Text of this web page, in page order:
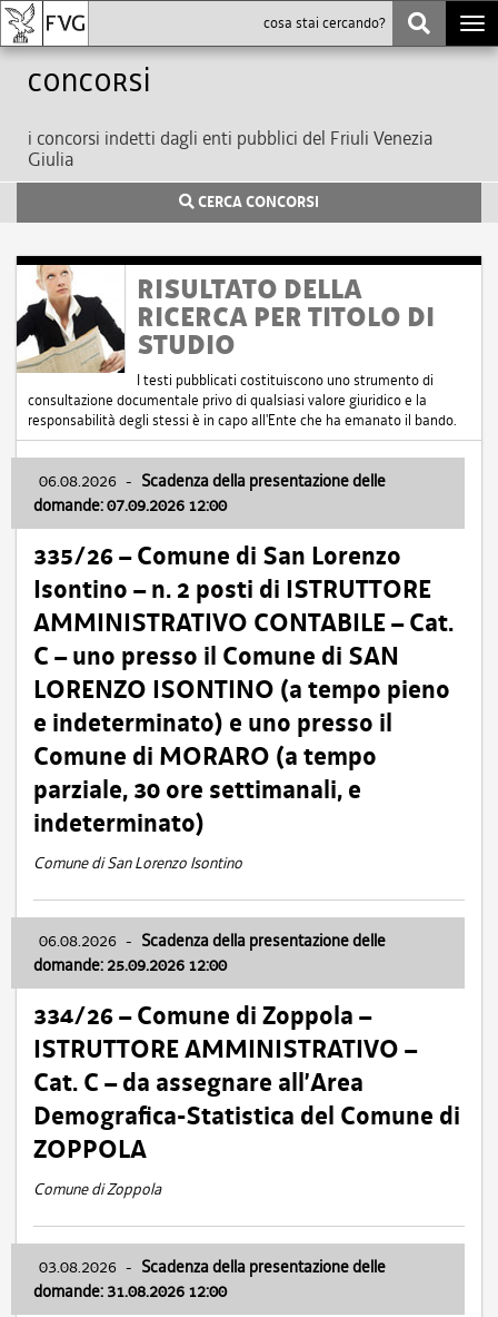
Concorsi
i concorsi indetti dagli enti pubblici del Friuli Venezia
Giulia
CERCA CONCORSI
RISULTATO DELLA
RICERCA PER TITOLO DI
STUDIO
I testi pubblicati costituiscono uno strumento di
consultazione documentale privo di qualsiasi valore giuridico e la
responsabilità degli stessi è in capo all'Ente che ha emanato il bando.
06.08.2026 - Scadenza della presentazione delle
domande: 07.09.2026 12:00
335/26 – Comune di San Lorenzo
Isontino – n. 2 posti di ISTRUTTORE
AMMINISTRATIVO CONTABILE – Cat.
C – uno presso il Comune di SAN
LORENZO ISONTINO (a tempo pieno
e indeterminato) e uno presso il
Comune di MORARO (a tempo
parziale, 30 ore settimanali, e
indeterminato)
Comune di San Lorenzo Isontino
06.08.2026 - Scadenza della presentazione delle
domande: 25.09.2026 12:00
334/26 – Comune di Zoppola –
ISTRUTTORE AMMINISTRATIVO –
Cat. C – da assegnare all’Area
Demografica-Statistica del Comune di
ZOPPOLA
Comune di Zoppola
03.08.2026 - Scadenza della presentazione delle
domande: 31.08.2026 12:00